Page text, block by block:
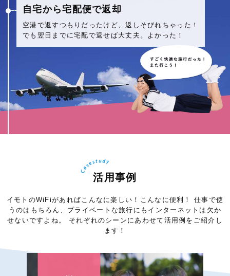
自宅から宅配便で返却
空港で返すつもりだったけど、返しそびれちゃった！
でも翌日までに宅配で返せば大丈夫。よかった！
活用事例
イモトのWiFiがあればこんなに楽しい！こんなに便利！
仕事で使
うのはもちろん、プライベートな旅行にもインターネットは欠か
せないですよね。
それぞれのシーンにあわせて活用例をご紹介し
ます！